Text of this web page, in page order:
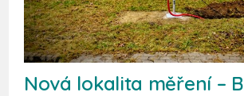
Nová lokalita měření –